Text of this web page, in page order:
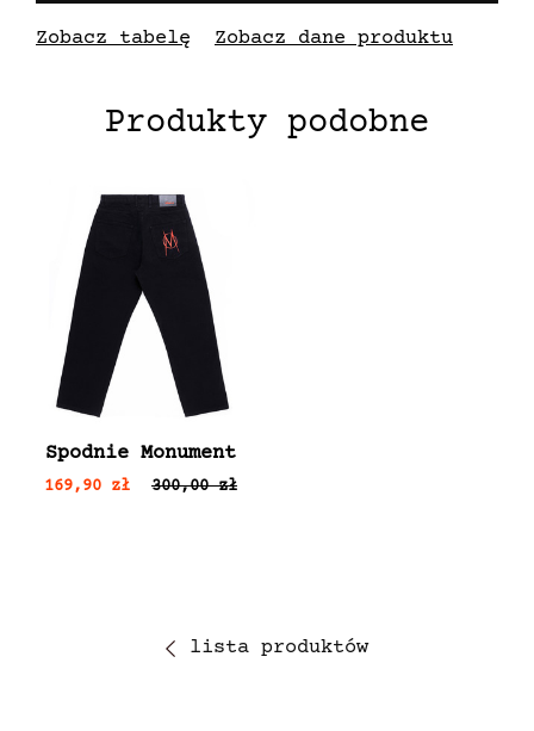
Zobacz tabelę Zobacz dane produktu
Produkty podobne
Spodnie Monument
169,90 zł 300,00 zł
lista produktów